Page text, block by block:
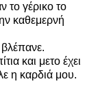
το γέρικο το
καθεμερνή
και μετο έχει
η καρδιά μου.